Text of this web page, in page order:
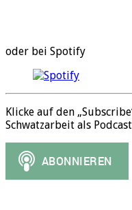
oder bei Spotify
Klicke auf den
Schwatzarbeit als